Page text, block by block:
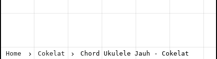
Home Cokelat Chord Ukulele Jauh - Cokelat